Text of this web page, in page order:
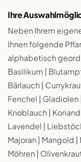
Ihre
Neben Ihrem
Ihnen folgende
alphabetisch
Basilikum |
Bärlauch |
Fenchel | Gladiolen
Knoblauch |
Lavendel |
Majoran | Mangold |
Möhren |